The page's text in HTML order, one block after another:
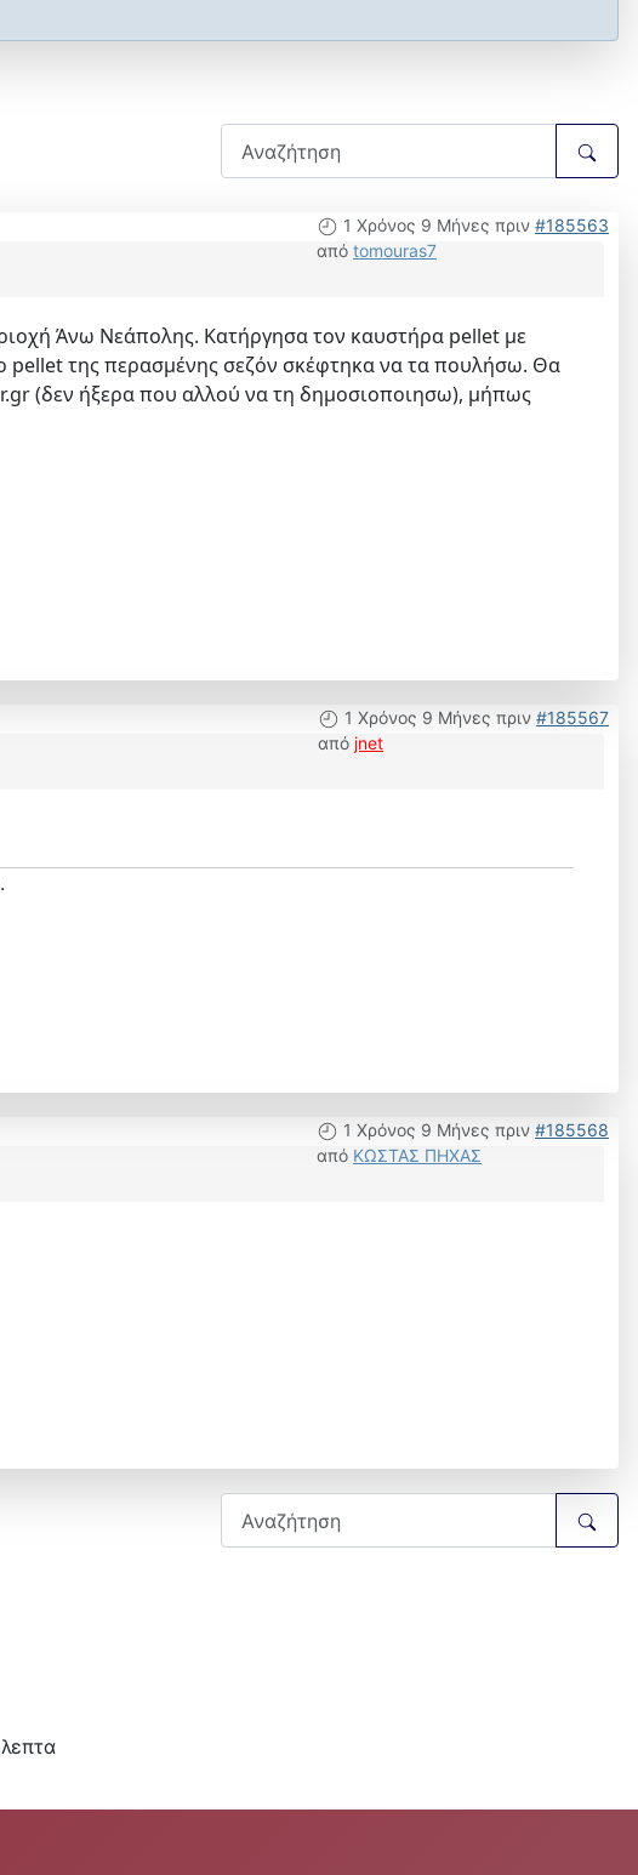
1 Χρόνος 9 Μήνες πριν #185563
από tomouras7
Άνω Νεάπολης. Κατήργησα τον καυστήρα pellet με
pellet της περασμένης σεζόν σκέφτηκα να τα πουλήσω. Θα
(δεν ήξερα που αλλού να τη δημοσιοποιησω), μήπως
1 Χρόνος 9 Μήνες πριν #185567
από jnet
1 Χρόνος 9 Μήνες πριν #185568
από ΚΩΣΤΑΣ ΠΗΧΑΣ